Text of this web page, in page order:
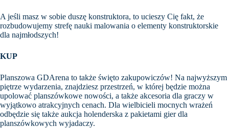
A jeśli masz w sobie duszę konstruktora, to ucieszy Cię fakt, że
rozbudowujemy strefę nauki malowania o elementy konstruktorskie
dla najmłodszych!
KUP
Planszowa GDArena to także święto zakupowiczów! Na najwyższym
piętrze wydarzenia, znajdziesz przestrzeń, w której będzie można
upolować planszówkowe nowości, a także akcesoria dla graczy w
wyjątkowo atrakcyjnych cenach. Dla wielbicieli mocnych wrażeń
odbędzie się także aukcja holenderska z pakietami gier dla
planszówkowych wyjadaczy.